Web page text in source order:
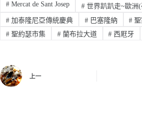
#Mercat de Sant Josep #世界趴趴走~歐洲(
#加泰隆尼亞傳統慶典 #巴塞隆納 #
#聖約瑟市集 #蘭布拉大道 # 西屘牙
上一